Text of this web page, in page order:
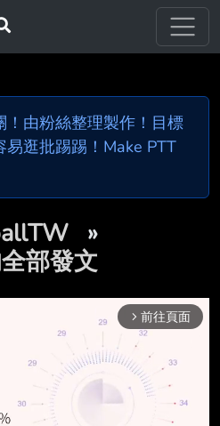
由粉絲整理製作！目標
逛批踢踢！Make PTT
»
部發文
arrow_forward_ios 前往頁面